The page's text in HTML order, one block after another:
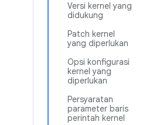
Versi kernel yang
didukung
Patch kernel
yang diperlukan
Opsi konfigurasi
kernel yang
diperlukan
Persyaratan
parameter baris
perintah kernel